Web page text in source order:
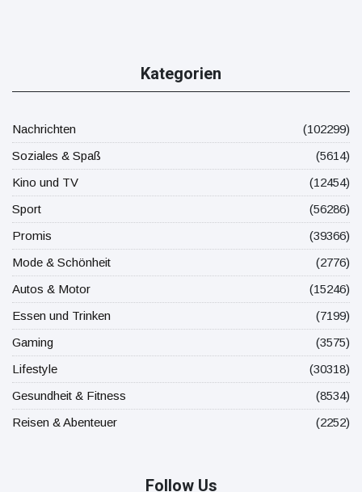
Kategorien
Nachrichten
(102299)
Soziales & Spaß
(5614)
Kino und TV
(12454)
Sport
(56286)
Promis
(39366)
Mode & Schönheit
(2776)
Autos & Motor
(15246)
Essen und Trinken
(7199)
Gaming
(3575)
Lifestyle
(30318)
Gesundheit & Fitness
(8534)
Reisen & Abenteuer
(2252)
Follow Us